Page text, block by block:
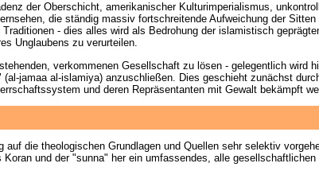
der Oberschicht, amerikanischer Kulturimperialismus,
die ständig massiv fortschreitende Aufweichung der
- dies alles wird als Bedrohung der islamistisch
Unglaubens zu verurteilen.
verkommenen Gesellschaft zu lösen - gelegentlich wird
jamaa al-islamiya) anzuschließen. Dies geschieht zunächst
und deren Repräsentanten mit Gewalt bekämpft
die theologischen Grundlagen und Quellen sehr selektiv
und der "sunna" her ein umfassendes, alle